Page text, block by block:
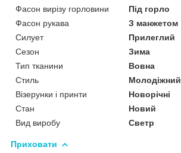
Фасон вирізу горловини
Під горло
Фасон рукава
З манжетом
Силует
Прилеглий
Сезон
Зима
Тип тканини
Вовна
Стиль
Молодіжний
Візерунки і принти
Новорічні
Стан
Новий
Вид виробу
Светр
Приховати